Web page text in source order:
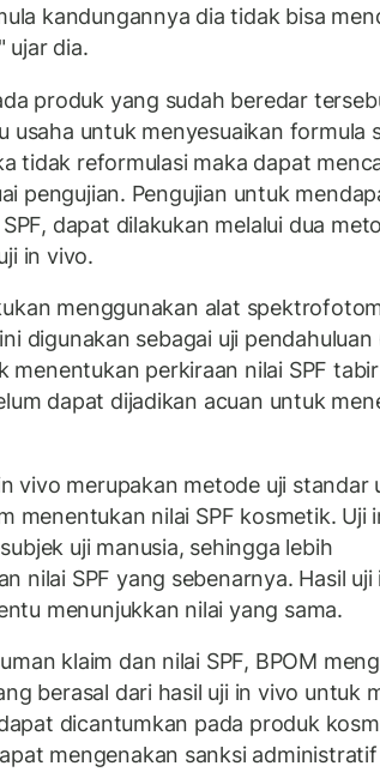
kandungannya dia tidak bisa
ujar dia.
produk yang sudah beredar
usaha untuk menyesuaikan formula
tidak reformulasi maka dapat
pengujian. Pengujian untuk
dapat dilakukan melalui dua
in vivo.
menggunakan alat
digunakan sebagai uji pendahuluan
menentukan perkiraan nilai SPF
dapat dijadikan acuan untuk
vivo merupakan metode uji standar
menentukan nilai SPF kosmetik. Uji
uji manusia, sehingga lebih
nilai SPF yang sebenarnya. Hasil
menunjukkan nilai yang sama.
klaim dan nilai SPF, BPOM
berasal dari hasil uji in vivo untuk
dicantumkan pada produk
mengenakan sanksi